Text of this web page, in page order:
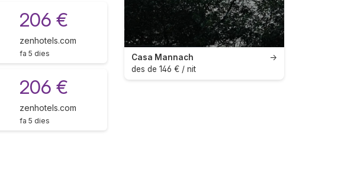
206 €
zenhotels.com
fa 5 dies
206 €
zenhotels.com
fa 5 dies
→
Casa Mannach
des de 146 € / nit